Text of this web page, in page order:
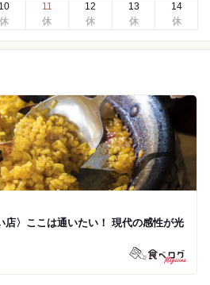
10 11 12 13 14
店〉ここは通いたい！ 現代の感性が光